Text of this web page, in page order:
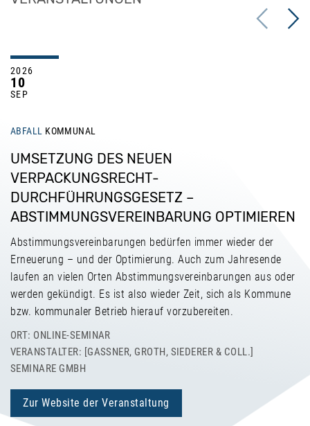
Previous
2026
10
SEP
ABFALL KOMMUNAL
UMSETZUNG DES NEUEN
VERPACKUNGSRECHT-
DURCHFÜHRUNGSGESETZ –
ABSTIMMUNGSVEREINBARUNG OPTIMIEREN
Abstimmungsvereinbarungen bedürfen immer wieder der
Erneuerung – und der Optimierung. Auch zum Jahresende
laufen an vielen Orten Abstimmungsvereinbarungen aus oder
werden gekündigt. Es ist also wieder Zeit, sich als Kommune
bzw. kommunaler Betrieb hierauf vorzubereiten.
ORT: ONLINE-SEMINAR
VERANSTALTER: [GASSNER, GROTH, SIEDERER & COLL.] S
EMINARE GMBH
Zur Website der Veranstaltung
Next